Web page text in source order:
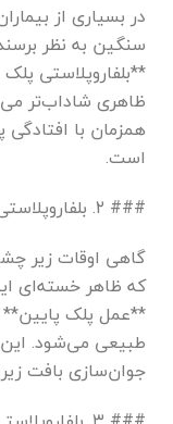
در بسیاری از
سنگین به نظر
**بلفاروپلاستی
ظاهری شاداب‌تر
همزمان با افتادگی
است.
### ۲. بلفاروپلاستی + تزریق چربی
گاهی اوقات زیر
که ظاهر خسته‌ای
**عمل پلک پایین**
طبیعی می‌شود. این
جوان‌سازی بافت